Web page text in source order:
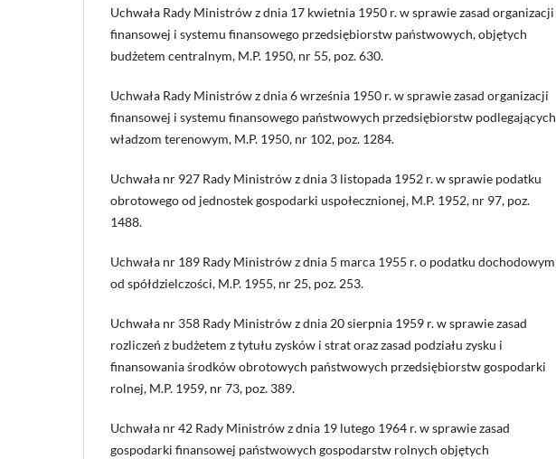
Uchwała Rady Ministrów z dnia 17 kwietnia 1950 r. w sprawie zasad organizacji
finansowej i systemu finansowego przedsiębiorstw państwowych, objętych
budżetem centralnym, M.P. 1950, nr 55, poz. 630.
Uchwała Rady Ministrów z dnia 6 września 1950 r. w sprawie zasad organizacji
finansowej i systemu finansowego państwowych przedsiębiorstw podlegających
władzom terenowym, M.P. 1950, nr 102, poz. 1284.
Uchwała nr 927 Rady Ministrów z dnia 3 listopada 1952 r. w sprawie podatku
obrotowego od jednostek gospodarki uspołecznionej, M.P. 1952, nr 97, poz.
1488.
Uchwała nr 189 Rady Ministrów z dnia 5 marca 1955 r. o podatku dochodowym
od spółdzielczości, M.P. 1955, nr 25, poz. 253.
Uchwała nr 358 Rady Ministrów z dnia 20 sierpnia 1959 r. w sprawie zasad
rozliczeń z budżetem z tytułu zysków i strat oraz zasad podziału zysku i
finansowania środków obrotowych państwowych przedsiębiorstw gospodarki
rolnej, M.P. 1959, nr 73, poz. 389.
Uchwała nr 42 Rady Ministrów z dnia 19 lutego 1964 r. w sprawie zasad
gospodarki finansowej państwowych gospodarstw rolnych objętych